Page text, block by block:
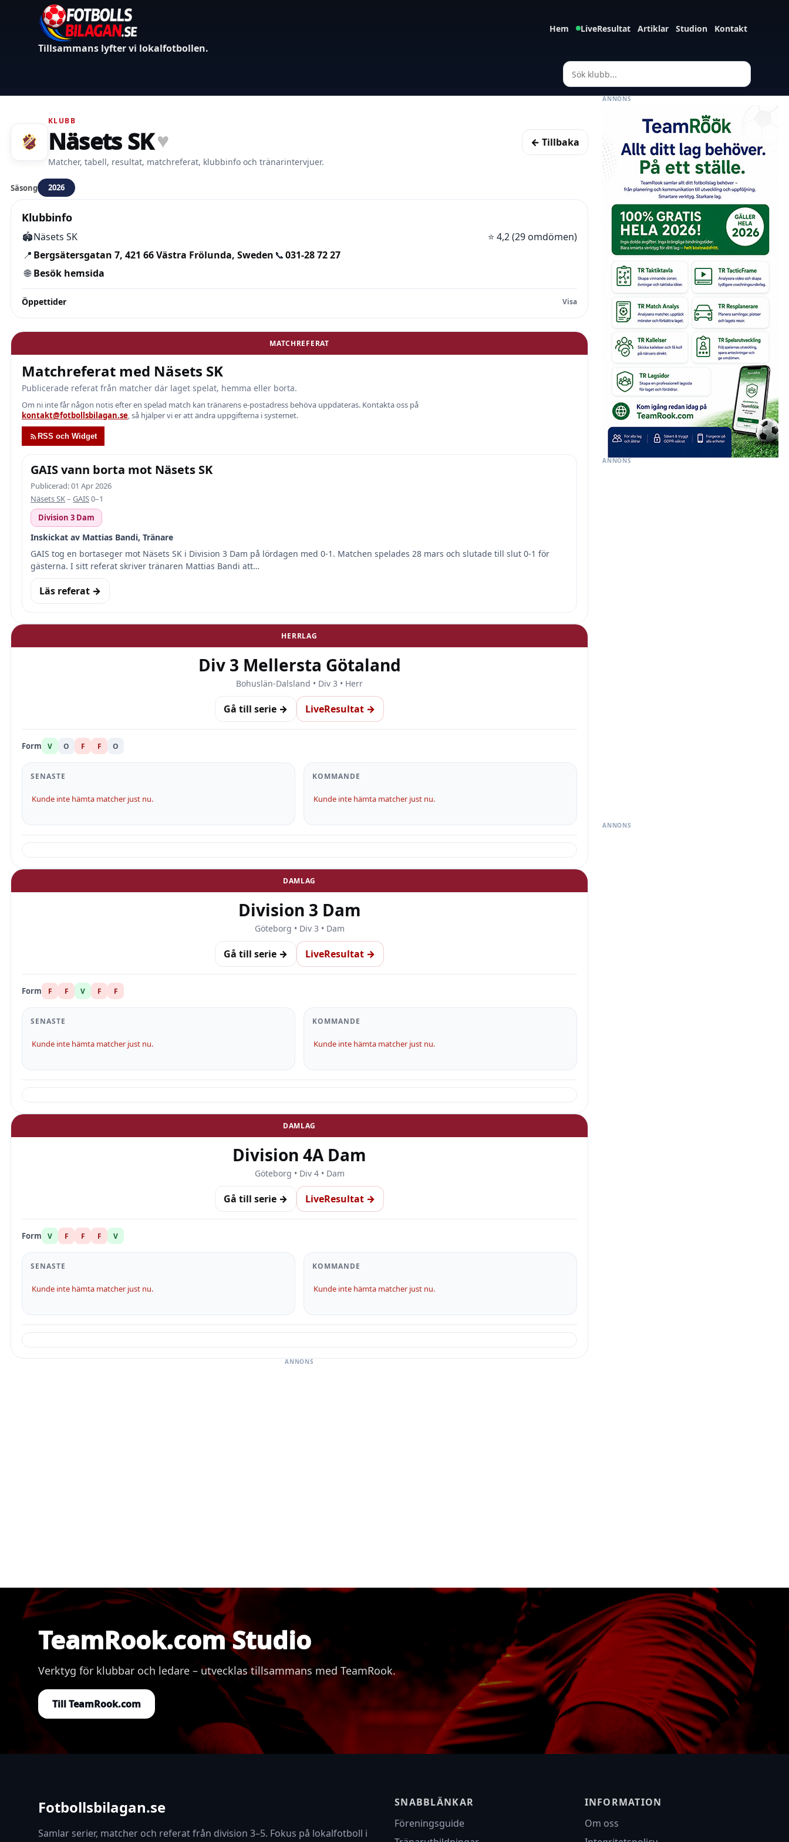
Tillsammans lyfter vi lokalfotbollen.
Hem LiveResultat Artiklar Studion Kontakt
ANNONS
ANNONS
ANNONS
KLUBB
Näsets SK♥
Matcher, tabell, resultat, matchreferat, klubbinfo och tränarintervjuer.
← Tillbaka
Säsong 2026
Klubbinfo
🏟️Näsets SK ⭐ 4,2 (29 omdömen)
📍 Bergsätersgatan 7, 421 66 Västra Frölunda, Sweden 📞031-28 72 27
🌐 Besök hemsida
Öppettider
MATCHREFERAT
Matchreferat med Näsets SK
Publicerade referat från matcher där laget spelat, hemma eller borta.
Om ni inte får någon notis efter en spelad match kan tränarens e-postadress behöva uppdateras. Kontakta oss på
kontakt@fotbollsbilagan.se, så hjälper vi er att ändra uppgifterna i systemet.
RSS och Widget
GAIS vann borta mot Näsets SK
Publicerad: 01 Apr 2026
Näsets SK– GAIS0–1
Division 3 Dam
Inskickat av Mattias Bandi, Tränare
GAIS tog en bortaseger mot Näsets SK i Division 3 Dam på lördagen med 0-1. Matchen spelades 28 mars och slutade till slut 0-1 för
gästerna. I sitt referat skriver tränaren Mattias Bandi att…
Läs referat →
HERRLAG
Div 3 Mellersta Götaland
Bohuslän-Dalsland • Div 3 • Herr
Gå till serie → LiveResultat →
Form V O F F O
SENASTE
Kunde inte hämta matcher just nu.
KOMMANDE
Kunde inte hämta matcher just nu.
DAMLAG
Division 3 Dam
Göteborg • Div 3 • Dam
Gå till serie → LiveResultat →
Form F F V F F
SENASTE
Kunde inte hämta matcher just nu.
KOMMANDE
Kunde inte hämta matcher just nu.
DAMLAG
Division 4A Dam
Göteborg • Div 4 • Dam
Gå till serie → LiveResultat →
Form V F F F V
SENASTE
Kunde inte hämta matcher just nu.
KOMMANDE
Kunde inte hämta matcher just nu.
ANNONS
TeamRook.com Studio
Verktyg för klubbar och ledare – utvecklas tillsammans med TeamRook.
Till TeamRook.com
Fotbollsbilagan.se
Samlar serier, matcher och referat från division 3–5. Fokus på lokalfotboll i
SNABBLÄNKAR
Föreningsguide
INFORMATION
Om oss